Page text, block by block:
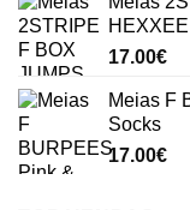
17.00€
Meias F
Socks
17.00€